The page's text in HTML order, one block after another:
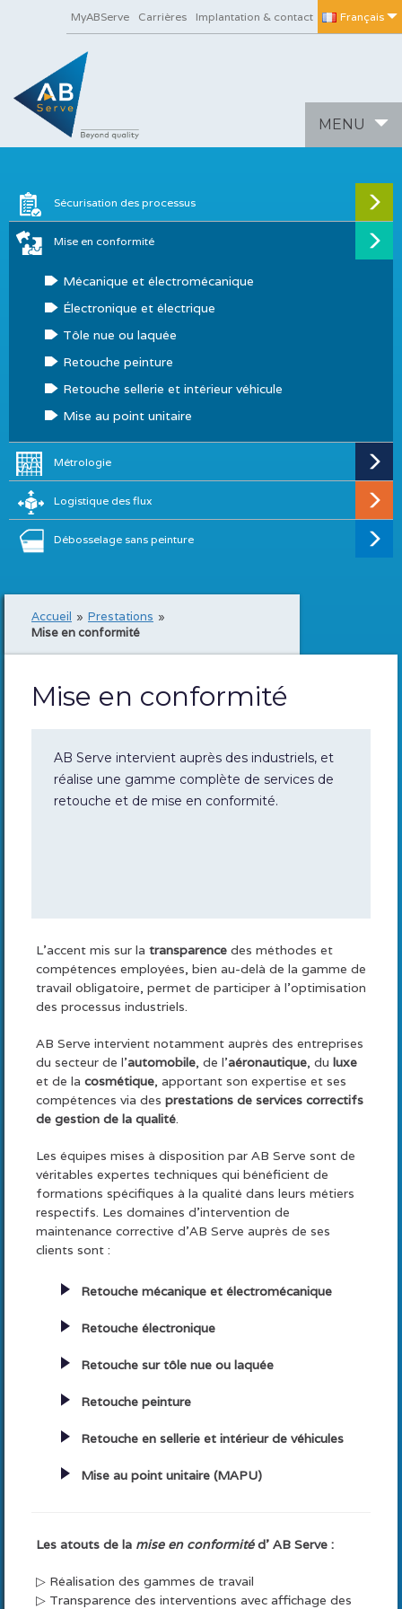
MyABServe Carrières Implantation & contact Français
Toggle
navigation
MENU
Sécurisation des processus
Mise en conformité
Mécanique et électromécanique
Électronique et électrique
Tôle nue ou laquée
Retouche peinture
Retouche sellerie et intérieur véhicule
Mise au point unitaire
Métrologie
Logistique des flux
Débosselage sans peinture
Accueil » Prestations »
Mise en conformité
Mise en conformité
AB Serve intervient auprès des industriels, et
réalise une gamme complète de services de
retouche et de mise en conformité.
L’accent mis sur la transparence des méthodes et
compétences employées, bien au-delà de la gamme de
travail obligatoire, permet de participer à l’optimisation
des processus industriels.
AB Serve intervient notamment auprès des entreprises
du secteur de l’automobile, de l’aéronautique, du luxe
et de la cosmétique, apportant son expertise et ses
compétences via des prestations de services correctifs
de gestion de la qualité.
Les équipes mises à disposition par AB Serve sont de
véritables expertes techniques qui bénéficient de
formations spécifiques à la qualité dans leurs métiers
respectifs. Les domaines d’intervention de
maintenance corrective d’AB Serve auprès de ses
clients sont :
Retouche mécanique et électromécanique
Retouche électronique
Retouche sur tôle nue ou laquée
Retouche peinture
Retouche en sellerie et intérieur de véhicules
Mise au point unitaire (MAPU)
Les atouts de la mise en conformitéd’ AB Serve :
▷ Réalisation des gammes de travail
▷ Transparence des interventions avec affichage des